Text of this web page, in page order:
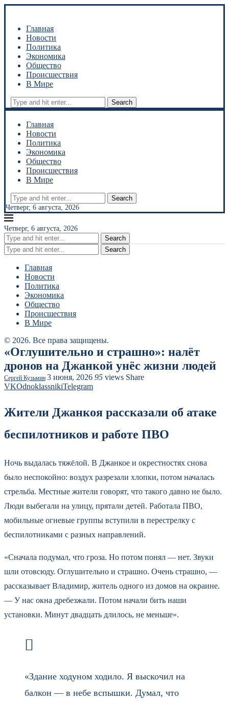
Главная
Новости
Политика
Экономика
Общество
Происшествия
В Мире
Search
Главная
Новости
Политика
Экономика
Общество
Происшествия
В Мире
Search
Четверг, 6 августа, 2026
Четверг, 6 августа, 2026
Search
Search
Главная
Новости
Политика
Экономика
Общество
Происшествия
В Мире
© 2026. Все права защищены.
«Оглушительно и страшно»: налёт
дронов на Джанкой унёс жизни людей
Сергей Кузьмин 3 июня, 2026 95 views Share
VKOdnoklassnikiTelegram
Жители Джанкоя рассказали об атаке
беспилотников и работе ПВО
Ночь выдалась тяжёлой. В Джанкое и окрестностях снова
было неспокойно: воздух разрезали хлопки, потом началась
стрельба. Местные жители говорят, что такого давно не было.
Люди выбегали на улицу, прятали детей. Работала ПВО,
мобильные огневые группы вступили в перестрелку с
беспилотниками с разных направлений.
«Сначала подумал, что гроза. Но потом понял — нет. Звуки
шли отовсюду. Оглушительно и страшно. Очень страшно, —
рассказывает Владимир, житель одного из домов на окраине.
— У нас окна дребезжали. Потом начали бить наши
установки. Минут двадцать длилось, не меньше».
«Здание ходуном ходило. Я выскочил на
балкон — в небе вспышки. Думал, что